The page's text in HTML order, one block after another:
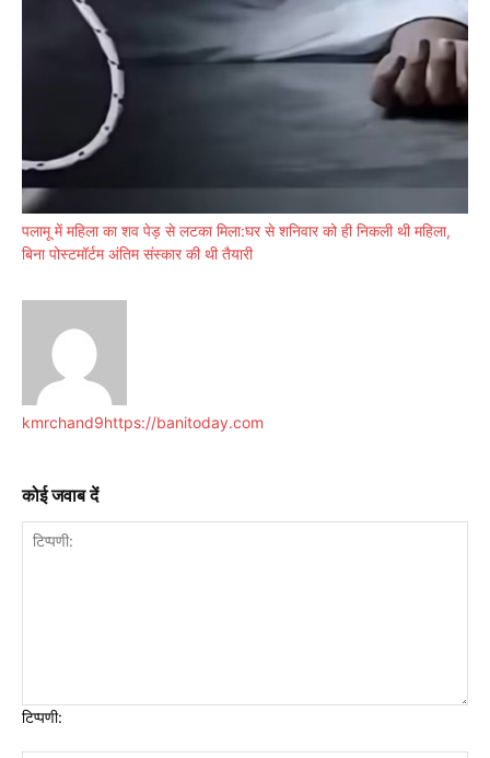
पलामू में महिला का शव पेड़ से लटका मिला:घर से शनिवार को ही निकली थी महिला,
बिना पोस्टमॉर्टम अंतिम संस्कार की थी तैयारी
kmrchand9https://banitoday.com
कोई जवाब दें
टिप्पणी: